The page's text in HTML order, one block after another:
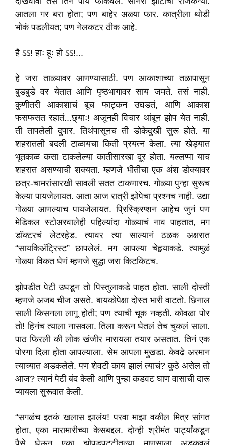
आतला गर बरा होता; पण बाहेर अळ्या फार. कात्रीला थोडी
भोकं पडलीयत; पण नेलकटर ठीक आहे.
है ऽऽ! हाः हूः हो ऽऽ!...
हे जरा ताळ्यावर आणण्यासाठी. पण आकाशाच्या तळापासून
बुडबुडे वर येतात आणि पृष्ठभागावर साय जमते. तसं नाही.
कुणीतरी आकाशाचं बूच फाट्कन उघडतं, आणि आकाश
फसफसत रहातं...छ्याः! अजूनही विचार थांबून झोप येत नाही.
ती तापलेली दुपार. तिथंपासूनच ती डोकेदुखी सुरू होते. या
शहरातली बदली टाळायचा किती प्रयत्न केला. त्या खेड्यात
भूतकाळ कसा टाकलेल्या कातीसारखा दूर होता. यल्लप्पा याच
शहरात असण्याची शक्यता. म्हणजे भीतीचा एक अंश डोक्यावर
छत्र-चामरांसारखी सावली सतत टाकणारच. गोळ्या पुन्हा सुरूच
केल्या पायजेलायत. आता आज रात्री झोपेचा प्रश्‍नच नाही. उद्या
गोळ्या आणल्याच पायजेलायत. प्रिस्क्रिप्शन आहेच जुनं पण
मेडिकल स्टोअरवालेही पहिल्यांदा गोळ्याचं नाव पाहतात, मग
डॉक्टरचं लेटरहेड. त्यावर त्या साल्यानं ठळक अक्षरात
“सायकिअ‍ॅट्रिस्ट” छापलेलं. मग आपल्या चेहर्‍याकडे. त्यामुळं
गोळ्या विकत घेणं म्हणजे सुद्धा जरा किटकिटच.
झोपडीत पेटी उघडून तो पिस्तुलाकडे पाहत होता. साली दोस्ती
म्हणजे अजब चीज असते. बायकोपेक्षा दोस्त भारी वाटतो. छिनाल
साली किसनला लागू होती; पण त्याची चूक नव्हती. कोवळा पोर
तो! हिनंच त्याला नासवला. तिला करून घेतलं तेच चुकलं साला.
पाठ फिरली की लोक खंजीर मारायला तयार असतात. तिनं एक
पोरगा दिला होता आपल्याला. सेम आपला मुखडा. केवढे अरमान
त्याच्यात अडकलेले. पण शेवटी काय झालं त्याचं? कुठे असेल तो
आज? त्यानं पेटी बंद केली आणि पुन्हा कडवट घाण वासाची दारू
प्यायला सुरूवात केली.
“सगळंच इतकं खलास झालंय! परवा माझा वकील मित्र सांगत
होता, एका मारामारीच्या केसबद्दल. दोन्ही श्रीमंत पार्ट्यांकडून